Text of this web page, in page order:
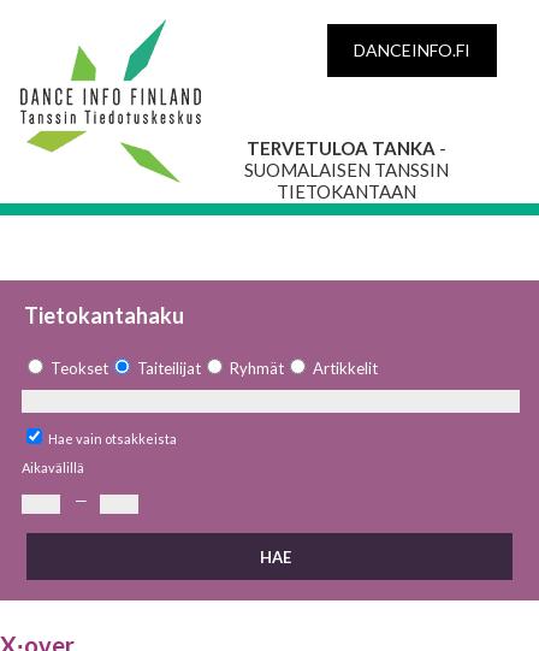
DANCEINFO.FI
TERVETULOA TANKA -
SUOMALAISEN TANSSIN
TIETOKANTAAN
Tietokantahaku
Teokset Taiteilijat Ryhmät Artikkelit
Hae vain otsakkeista
Aikavälillä
—
X∙over